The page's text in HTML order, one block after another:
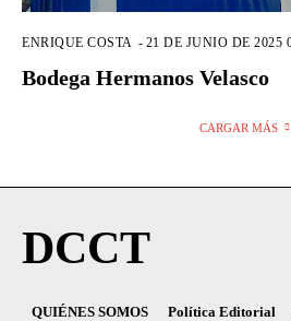
ENRIQUE COSTA - 21 DE JUNIO DE 2025
Bodega Hermanos Velasco
CARGAR MÁS
DCCT
QUIÉNES SOMOS Política Editorial